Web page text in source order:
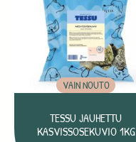
VAIN NOUTO
TESSU JAUHETTU
KASVISSOSEKUVIO 1KG